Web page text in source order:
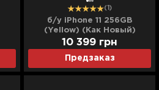
(1)
б/у iPhone 11 256GB
(Yellow) (Как Новый)
Предзаказ
10 399 грн